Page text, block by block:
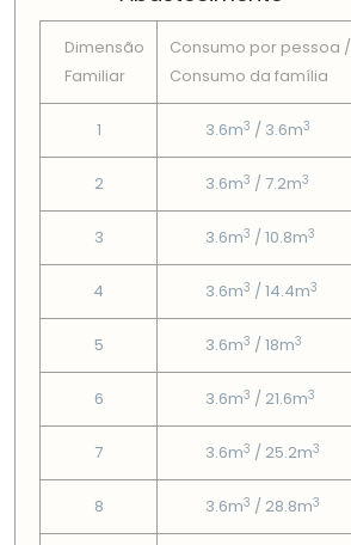
Dimensão
Familiar
Consumo por pessoa /
Consumo da famí­lia
1 3.6m3 / 3.6m3
2 3.6m3 / 7.2m3
3 3.6m3 / 10.8m3
4 3.6m3 / 14.4m3
5 3.6m3 / 18m3
6 3.6m3 / 21.6m3
7 3.6m3 / 25.2m3
8 3.6m3 / 28.8m3